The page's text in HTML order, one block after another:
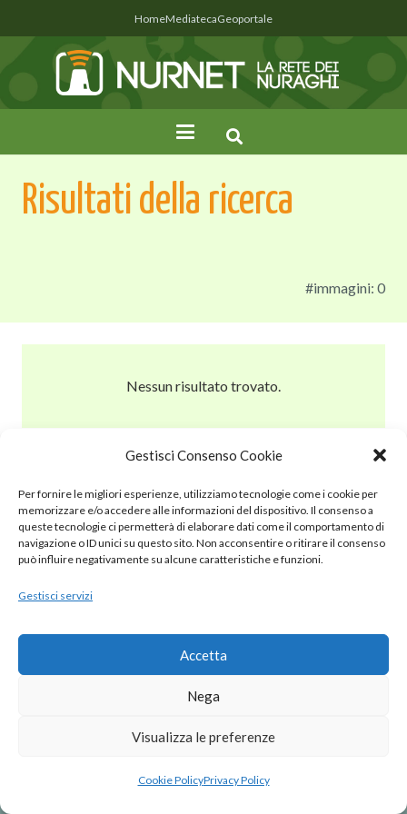
Gestisci Consenso Cookie
Per fornire le migliori esperienze, utilizziamo tecnologie come i cookie per
memorizzare e/o accedere alle informazioni del dispositivo. Il consenso a
queste tecnologie ci permetterà di elaborare dati come il comportamento di
navigazione o ID unici su questo sito. Non acconsentire o ritirare il consenso
può influire negativamente su alcune caratteristiche e funzioni.
Gestisci servizi
Accetta
Nega
Visualizza le preferenze
Cookie PolicyPrivacy Policy
HomeMediatecaGeoportale
Risultati della ricerca
#immagini: 0
Nessun risultato trovato.
antoniopalumbo.it
Cookie Policy (UE)
Privacy Policy